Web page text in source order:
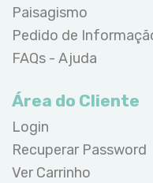
Paisagismo
Pedido de
FAQs - Ajuda
Área do Cliente
Login
Recuperar Password
Ver Carrinho